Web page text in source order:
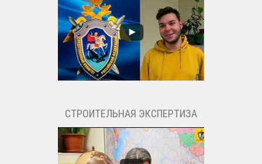
СТРОИТЕЛЬНАЯ ЭКСПЕРТИЗА